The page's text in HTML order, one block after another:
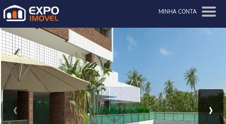
MINHA CONTA
‹ ›